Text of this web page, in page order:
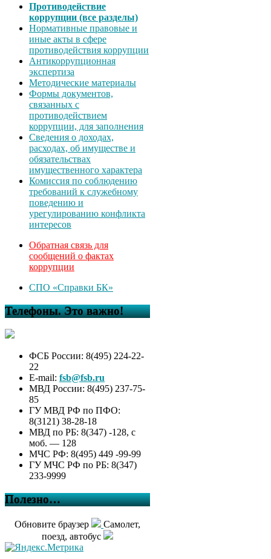
Противодействие
коррупции (все разделы)
Нормативные правовые и
иные акты в сфере
противодействия коррупции
Антикоррупционная
экспертиза
Методические материалы
Формы документов,
связанных с
противодействием
коррупции, для заполнения
Сведения о доходах,
расходах, об имуществе и
обязательствах
имущественного характера
Комиссия по соблюдению
требований к служебному
поведению и
урегулированию конфликта
интересов
Обратная связь для
сообщений о фактах
коррупции
СПО «Справки БК»
Телефоны. Это важно!
ФСБ России: 8(495) 224-22-
22
E-mail: fsb@fsb.ru
МВД России: 8(495) 237-75-
85
ГУ МВД РФ по ПФО:
8(3121) 38-28-18
МВД по РБ: 8(347) -128, с
моб. — 128
МЧС РФ: 8(495) 449 -99-99
ГУ МЧС РФ по РБ: 8(347)
233-9999
Полезно…
Обновите браузер
Самолет,
поезд, автобус